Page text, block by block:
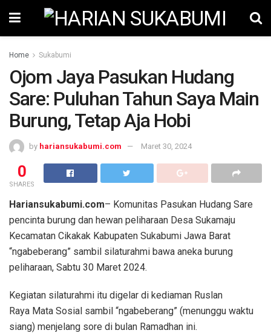
Home Sukabumi
Ojom Jaya Pasukan Hudang
Sare: Puluhan Tahun Saya Main
Burung, Tetap Aja Hobi
by hariansukabumi.com Maret 30, 2024
0
SHARES
Hariansukabumi.com– Komunitas Pasukan Hudang Sare
pencinta burung dan hewan peliharaan Desa Sukamaju
Kecamatan Cikakak Kabupaten Sukabumi Jawa Barat
“ngabeberang” sambil silaturahmi bawa aneka burung
peliharaan, Sabtu 30 Maret 2024.
Kegiatan silaturahmi itu digelar di kediaman Ruslan
Raya Mata Sosial sambil “ngabeberang” (menunggu waktu
siang) menjelang sore di bulan Ramadhan ini.